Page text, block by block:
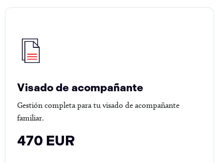
Visado de acompañante
Gestión completa para tu visado de acompañante
familiar.
470 EUR